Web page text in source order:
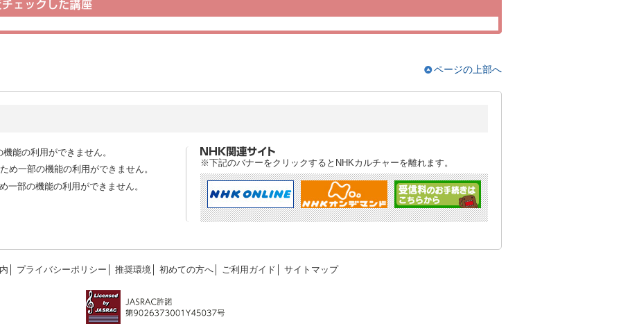
ページの上部へ
能の利用ができません。
め一部の機能の利用ができません。
一部の機能の利用ができません。
※下記のバナーをクリックするとNHKカルチャーを離れます。
プライバシーポリシー 推奨環境 初めての方へ ご利用ガイド サイトマップ